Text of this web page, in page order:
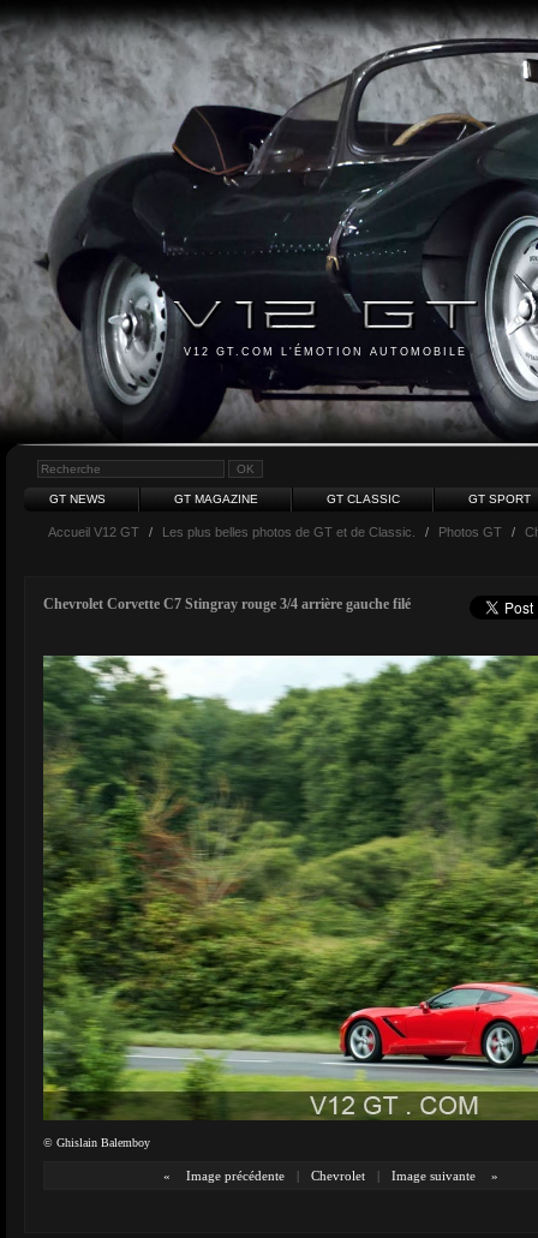
V12 GT.COM L'ÉMOTION AUTOMOBILE
GT NEWS GT MAGAZINE GT CLASSIC GT SPORT
Accueil V12 GT / Les plus belles photos de GT et de Classic. / Photos GT /
Chevrolet Corvette C7 Stingray rouge 3/4 arrière gauche filé
© Ghislain Balemboy
« Image précédente | Chevrolet | Image suivante »